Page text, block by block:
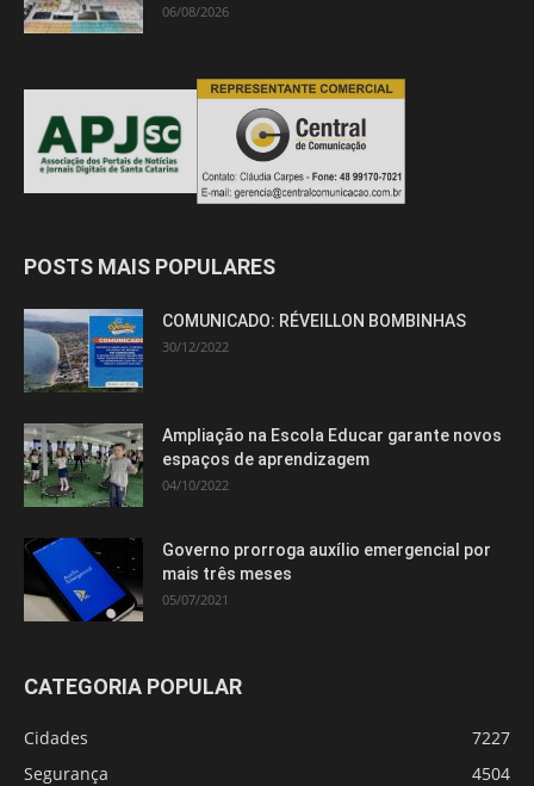
06/08/2026
POSTS MAIS POPULARES
COMUNICADO: RÉVEILLON BOMBINHAS
30/12/2022
Ampliação na Escola Educar garante novos
espaços de aprendizagem
04/10/2022
Governo prorroga auxílio emergencial por
mais três meses
05/07/2021
CATEGORIA POPULAR
Cidades
7227
Segurança
4504